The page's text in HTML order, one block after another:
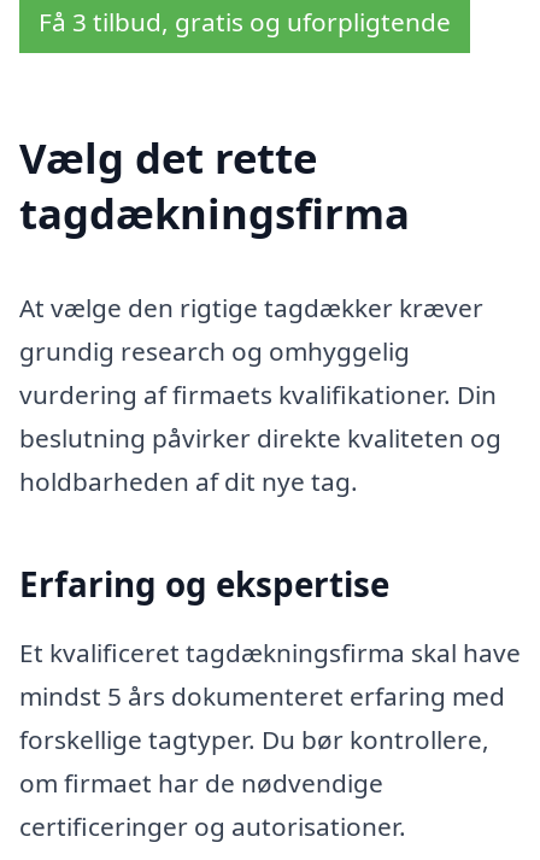
Få 3 tilbud, gratis og uforpligtende
Vælg det rette
tagdækningsfirma
At vælge den rigtige tagdækker kræver
grundig research og omhyggelig
vurdering af firmaets kvalifikationer. Din
beslutning påvirker direkte kvaliteten og
holdbarheden af dit nye tag.
Erfaring og ekspertise
Et kvalificeret tagdækningsfirma skal have
mindst 5 års dokumenteret erfaring med
forskellige tagtyper. Du bør kontrollere,
om firmaet har de nødvendige
certificeringer og autorisationer.